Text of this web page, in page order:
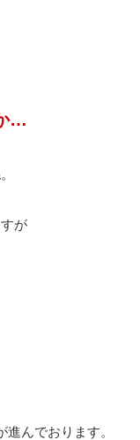
…
が
進んでおります。